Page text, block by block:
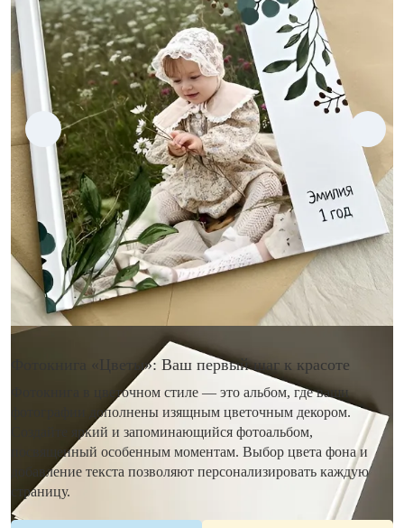
Фотокнига «Цветы»: Ваш первый шаг к красоте
Фотокнига в цветочном стиле — это альбом, где ваши
фотографии дополнены изящным цветочным декором.
Создайте яркий и запоминающийся фотоальбом,
посвященный особенным моментам. Выбор цвета фона и
добавление текста позволяют персонализировать каждую
страницу.